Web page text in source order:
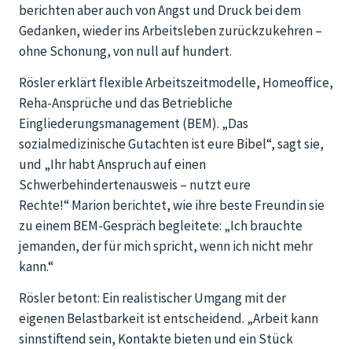
berichten aber auch von Angst und Druck bei dem
Gedanken, wieder ins Arbeitsleben zurückzukehren –
ohne Schonung, von null auf hundert.
Rösler erklärt flexible Arbeitszeitmodelle, Homeoffice,
Reha-Ansprüche und das Betriebliche
Eingliederungsmanagement (BEM). „Das
sozialmedizinische Gutachten ist eure Bibel“, sagt sie,
und „Ihr habt Anspruch auf einen
Schwerbehindertenausweis – nutzt eure
Rechte!“ Marion berichtet, wie ihre beste Freundin sie
zu einem BEM-Gespräch begleitete: „Ich brauchte
jemanden, der für mich spricht, wenn ich nicht mehr
kann.“
Rösler betont: Ein realistischer Umgang mit der
eigenen Belastbarkeit ist entscheidend. „Arbeit kann
sinnstiftend sein, Kontakte bieten und ein Stück